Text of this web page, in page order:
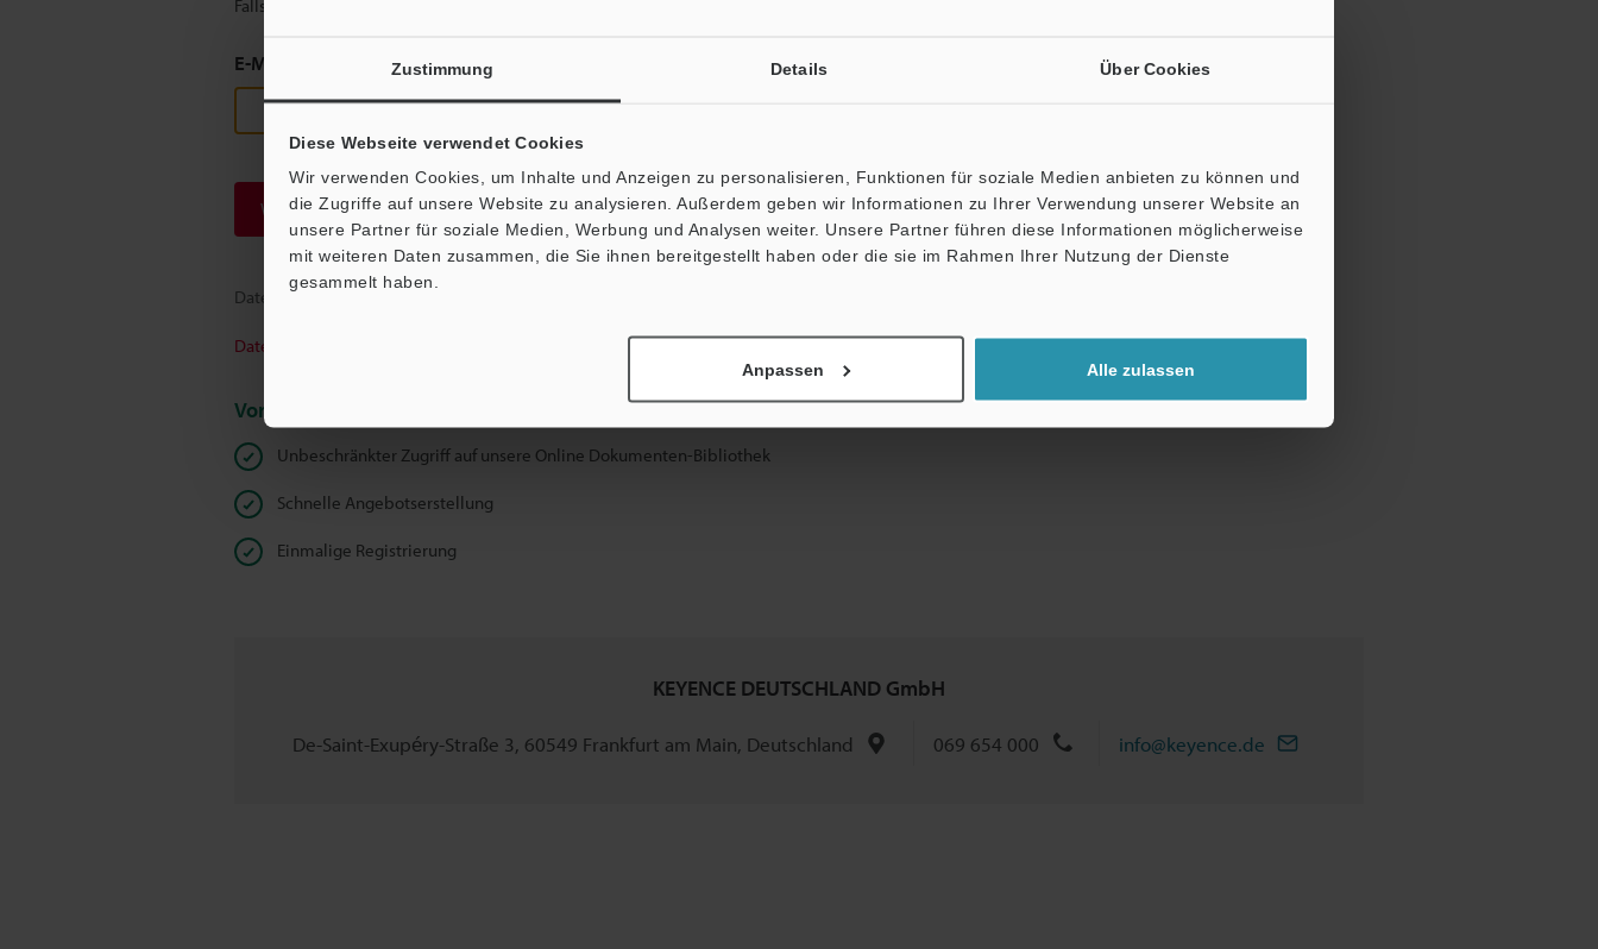
Zustimmung Details Über Cookies
Diese Webseite verwendet Cookies
Wir verwenden Cookies, um Inhalte und Anzeigen zu personalisieren, Funktionen für soziale Medien anbieten zu können und
die Zugriffe auf unsere Website zu analysieren. Außerdem geben wir Informationen zu Ihrer Verwendung unserer Website an
unsere Partner für soziale Medien, Werbung und Analysen weiter. Unsere Partner führen diese Informationen möglicherweise
mit weiteren Daten zusammen, die Sie ihnen bereitgestellt haben oder die sie im Rahmen Ihrer Nutzung der Dienste
gesammelt haben.
Anpassen Alle zulassen
Falls Sie sich noch nicht registriert haben, können Sie die kostenlose Registrierung im nächsten Schritt abschließen.
E-Mail-Adresse (erforderlich)
Weiter
Datenschutz ist uns wichtig - Ihre Daten werden niemals weitergegeben.
Datenschutz
Vorteile für registrierte Mitglieder
Unbeschränkter Zugriff auf unsere Online Dokumenten-Bibliothek
Schnelle Angebotserstellung
Einmalige Registrierung
KEYENCE DEUTSCHLAND GmbH
De-Saint-Exupéry-Straße 3, 60549 Frankfurt am Main, Deutschland 069 654 000 info@keyence.de